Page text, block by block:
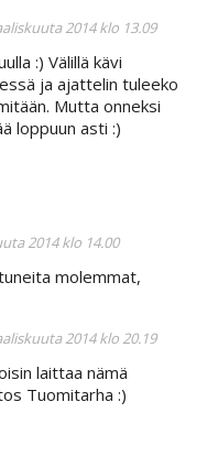
2014 klo 13.09
:) Välillä kävi
ja ajattelin tuleeko
Mutta onneksi
loppuun asti :)
2014 klo 14.00
molemmat,
2014 klo 20.19
laittaa nämä
Tuomitarha :)